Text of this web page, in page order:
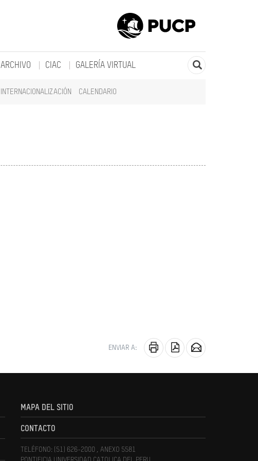
INTERNACIONALIZACIÓN CALENDARIO
ARCHIVO CIAC GALERÍA VIRTUAL
ENVIAR A:
MAPA DEL SITIO
CONTACTO
TELÉFONO: (51) 626-2000 , ANEXO 5581